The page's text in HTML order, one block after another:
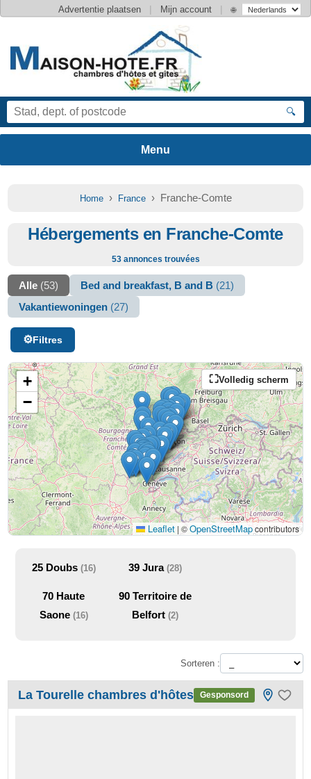
Advertentie plaatsen | Mijn account | 🌐
🔍
Home› France› Franche-Comte
Hébergements en Franche-Comte
53 annonces trouvées
Alle (53) Bed and breakfast, B and B (21)
Vakantiewoningen (27)
Filtres
Volledig scherm
+
−
Leaflet | ©OpenStreetMapcontributors
25 Doubs (16)
70
Saone (16)
39 Jura(28)
90 Territoire de
Belfort(2)
Sorteren :
La Tourelle chambres d'hôtes Gesponsord